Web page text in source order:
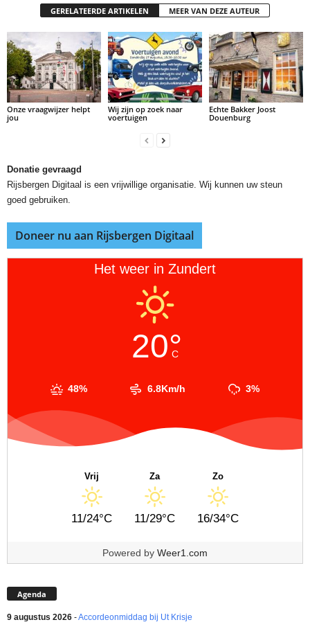
GERELATEERDE ARTIKELEN MEER VAN DEZE AUTEUR
Onze vraagwijzer helpt
jou
Wij zijn op zoek naar
voertuigen
Echte Bakker Joost
Douenburg
Donatie gevraagd
Rijsbergen Digitaal is een vrijwillige organisatie. Wij kunnen uw steun
goed gebruiken.
Doneer nu aan Rijsbergen Digitaal
Het weer in Zundert
20°
C
48% 6.8Km/h 3%
Vrij
11/24°C
Za
11/29°C
Zo
16/34°C
Powered by Weer1.com
Agenda
9 augustus 2026 -Accordeonmiddag bij Ut Krisje